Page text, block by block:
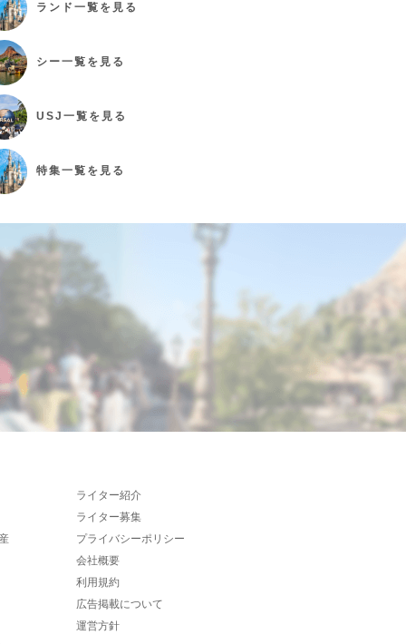
ランド 一覧を見る
シー一覧を見る
USJ 一覧を見る
特集一覧を見る
ライター紹介
ライター募集
プライバシーポリシー
会社概要
利用規約
広告掲載について
運営方針